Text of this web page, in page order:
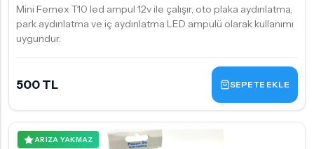
Mini Femex T10 led ampul 12v ile çalışır, oto plaka aydınlatma,
park aydınlatma ve iç aydınlatma LED ampulü olarak kullanımı
uygundur.
500 TL SEPETE EKLE
ARIZA YAKMAZ